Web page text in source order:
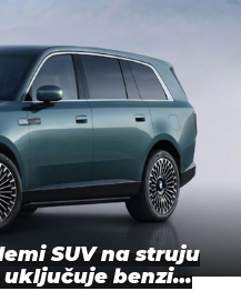
SUV na struju
uključuje benzi…